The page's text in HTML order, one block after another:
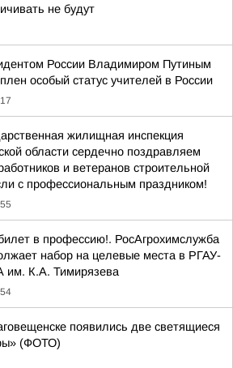
не будут
России Владимиром Путиным
особый статус учителей в России
жилищная инспекция
области сердечно поздравляем
и ветеранов строительной
с профессиональным праздником!
в профессию!. РосАгрохимслужба
набор на целевые места в РГАУ-
К.А. Тимирязева
появились две светящиеся
(ФОТО)